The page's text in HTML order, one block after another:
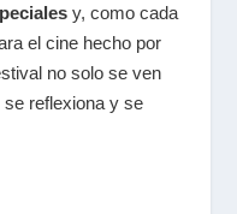
y, como cada
el cine hecho por
no solo se ven
reflexiona y se